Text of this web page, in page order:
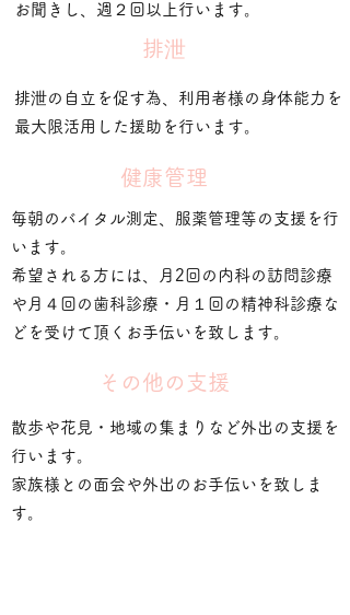
お聞きし、週２回以上行います。
​排泄
排泄の自立を促す為、利用者様の身体能力を
最大限活用した援助を行います。
健康管理
毎朝のバイタル測定、服薬管理等の支援を行
います。
希望される方 ​には、月2回の内科の訪問診療
や月４回の歯科診療・月１回の精神科診療な
どを受けて頂くお手伝いを致します。
その他の支援
散歩や花見・地域の集まりなど外出の支援を
行います。
家族様との面会や外出のお手伝いを致しま
す。